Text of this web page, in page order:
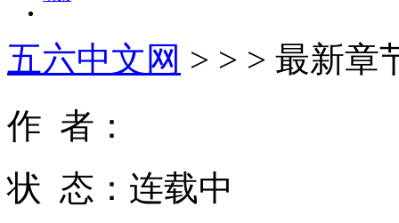
五六中文网 > > > 最新章
作 者：
状 态：连载中